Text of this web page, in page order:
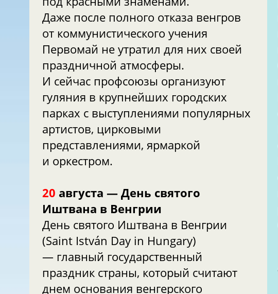
Даже после полного отказа венгров
от коммунистического учения
Первомай не утратил для них своей
праздничной атмосферы.
И сейчас профсоюзы организуют
гуляния в крупнейших городских
парках с выступлениями популярных
артистов, цирковыми
представлениями, ярмаркой
20 августа — День святого
Иштвана в Венгрии
День святого Иштвана в Венгрии
(Saint István Day in Hungary)
— главный государственный
праздник страны, который считают
днем основания венгерского